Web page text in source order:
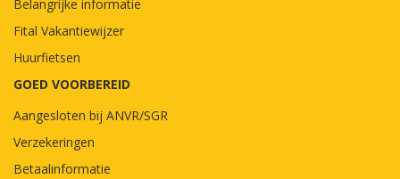
Belangrijke informatie
Fital Vakantiewijzer
Huurfietsen
GOED VOORBEREID
Aangesloten bij ANVR/SGR
Verzekeringen
Betaalinformatie